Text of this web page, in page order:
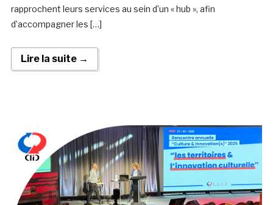
rapprochent leurs services au sein d’un « hub », afin
d’accompagner les […]
Lire la suite →